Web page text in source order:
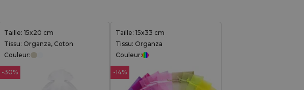
Taille: 15x20 cm
Tissu: Organza, Coton
Couleur:
-30%
Taille: 15x33 cm
Tissu: Organza
Couleur:
-14%